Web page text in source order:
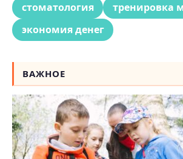
стоматология
тренировка
экономия денег
ВАЖНОЕ